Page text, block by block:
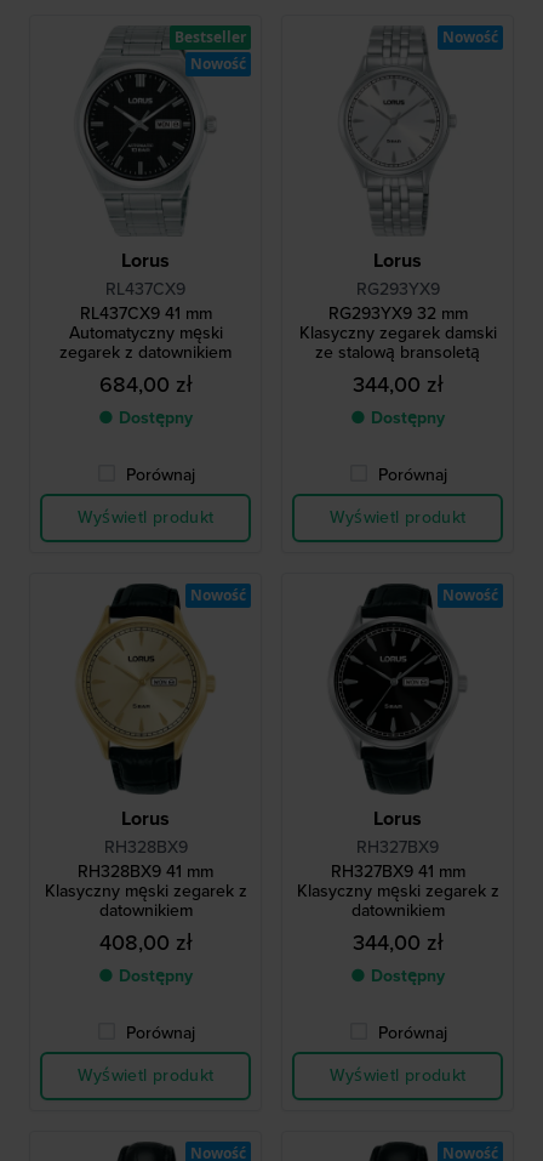
Lorus
RL437CX9
RL437CX9 41 mm
Automatyczny męski
zegarek z datownikiem
684,00 zł
● Dostępny
Porównaj
Wyświetl produkt
Bestseller
Nowość
Lorus
RG293YX9
RG293YX9 32 mm
Klasyczny zegarek damski
ze stalową bransoletą
344,00 zł
● Dostępny
Porównaj
Wyświetl produkt
Nowość
Lorus
RH328BX9
RH328BX9 41 mm
Klasyczny męski zegarek z
datownikiem
408,00 zł
● Dostępny
Porównaj
Wyświetl produkt
Nowość
Lorus
RH327BX9
RH327BX9 41 mm
Klasyczny męski zegarek z
datownikiem
344,00 zł
● Dostępny
Porównaj
Wyświetl produkt
Nowość
Nowość Nowość